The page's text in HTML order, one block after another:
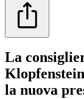
La
la nuova